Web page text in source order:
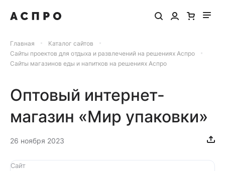
Главная
Каталог сайтов
Сайты проектов для отдыха и развлечений на решениях Аспро
Сайты магазинов еды и напитков на решениях Аспро
Оптовый интернет-
магазин «Мир упаковки»
26 ноября 2023
Сайт